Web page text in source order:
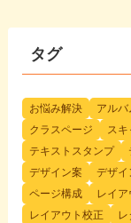
タグ
お悩み解決 アルバ
クラスページ
スキ
テキストスタンプ
デザイン案
デザイ
ページ構成
レイ
レイアウト校正